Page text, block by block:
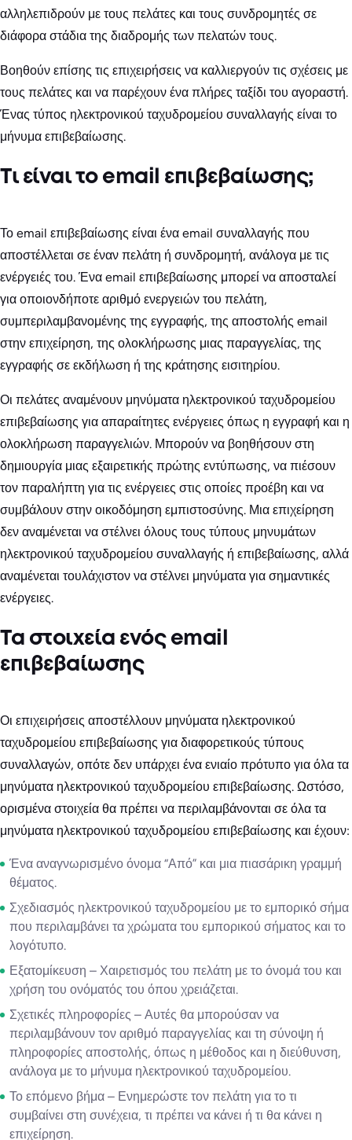
αλληλεπιδρούν με τους πελάτες και τους συνδρομητές σε
διάφορα στάδια της διαδρομής των πελατών τους.
Βοηθούν επίσης τις επιχειρήσεις να καλλιεργούν τις σχέσεις με
τους πελάτες και να παρέχουν ένα πλήρες ταξίδι του αγοραστή.
Ένας τύπος ηλεκτρονικού ταχυδρομείου συναλλαγής είναι το
μήνυμα επιβεβαίωσης.
Τι είναι το email επιβεβαίωσης;
Το email επιβεβαίωσης είναι ένα email συναλλαγής που
αποστέλλεται σε έναν πελάτη ή συνδρομητή, ανάλογα με τις
ενέργειές του. Ένα email επιβεβαίωσης μπορεί να αποσταλεί
για οποιονδήποτε αριθμό ενεργειών του πελάτη,
συμπεριλαμβανομένης της εγγραφής, της αποστολής email
στην επιχείρηση, της ολοκλήρωσης μιας παραγγελίας, της
εγγραφής σε εκδήλωση ή της κράτησης εισιτηρίου.
Οι πελάτες αναμένουν μηνύματα ηλεκτρονικού ταχυδρομείου
επιβεβαίωσης για απαραίτητες ενέργειες όπως η εγγραφή και η
ολοκλήρωση παραγγελιών. Μπορούν να βοηθήσουν στη
δημιουργία μιας εξαιρετικής πρώτης εντύπωσης, να πιέσουν
τον παραλήπτη για τις ενέργειες στις οποίες προέβη και να
συμβάλουν στην οικοδόμηση εμπιστοσύνης. Μια επιχείρηση
δεν αναμένεται να στέλνει όλους τους τύπους μηνυμάτων
ηλεκτρονικού ταχυδρομείου συναλλαγής ή επιβεβαίωσης, αλλά
αναμένεται τουλάχιστον να στέλνει μηνύματα για σημαντικές
ενέργειες.
Τα στοιχεία ενός email
επιβεβαίωσης
Οι επιχειρήσεις αποστέλλουν μηνύματα ηλεκτρονικού
ταχυδρομείου επιβεβαίωσης για διαφορετικούς τύπους
συναλλαγών, οπότε δεν υπάρχει ένα ενιαίο πρότυπο για όλα τα
μηνύματα ηλεκτρονικού ταχυδρομείου επιβεβαίωσης. Ωστόσο,
ορισμένα στοιχεία θα πρέπει να περιλαμβάνονται σε όλα τα
μηνύματα ηλεκτρονικού ταχυδρομείου επιβεβαίωσης και έχουν:
Ένα αναγνωρισμένο όνομα “Από” και μια πιασάρικη γραμμή
θέματος.
Σχεδιασμός ηλεκτρονικού ταχυδρομείου με το εμπορικό σήμα
που περιλαμβάνει τα χρώματα του εμπορικού σήματος και το
λογότυπο.
Εξατομίκευση – Χαιρετισμός του πελάτη με το όνομά του και
χρήση του ονόματός του όπου χρειάζεται.
Σχετικές πληροφορίες – Αυτές θα μπορούσαν να
περιλαμβάνουν τον αριθμό παραγγελίας και τη σύνοψη ή
πληροφορίες αποστολής, όπως η μέθοδος και η διεύθυνση,
ανάλογα με το μήνυμα ηλεκτρονικού ταχυδρομείου.
Το επόμενο βήμα – Ενημερώστε τον πελάτη για το τι
συμβαίνει στη συνέχεια, τι πρέπει να κάνει ή τι θα κάνει η
επιχείρηση.